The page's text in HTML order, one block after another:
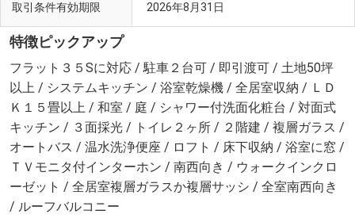
取引条件有効期限 2026年8月31日
特徴ピックアップ
フラット３５Sに対応 / 駐車２台可 / 即引渡可 / 土地50坪
以上 / システムキッチン / 浴室乾燥機 / 全居室収納 / ＬＤ
Ｋ１５畳以上 / 和室 / 庭 / シャワー付洗面化粧台 / 対面式
キッチン / ３面採光 / トイレ２ヶ所 / ２階建 / 複層ガラス /
オートバス / 温水洗浄便座 / ロフト / 床下収納 / 浴室に窓 /
ＴＶモニタ付インターホン / 南西向き / ウォークインクロ
ーゼット / 全居室複層ガラスか複層サッシ / 全室南西向き
/ ルーフバルコニー